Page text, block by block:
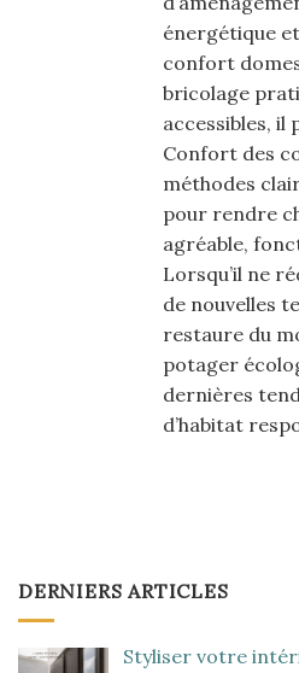
énergétique
confort
bricolage
accessibles, il
Confort des
méthodes
pour rendre
agréable,
Lorsqu’il ne
de nouvelles
restaure du
potager
dernières
d’habitat
DERNIERS ARTICLES
Styliser votre